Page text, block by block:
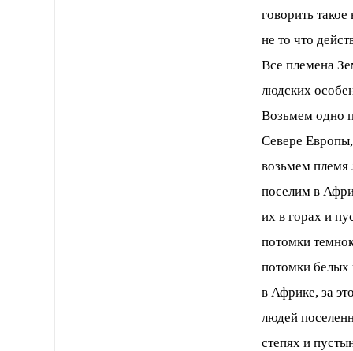
говорить
не то что
Все племена
людских
Возьмем одно
Севере Европы,
возьмем племя
поселим в
их в горах и
потомки
потомки белых
в Африке, за
людей
степях и